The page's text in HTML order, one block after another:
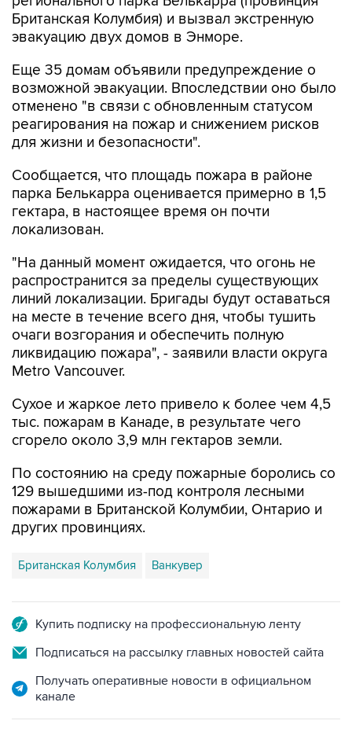
Британская Колумбия) и вызвал экстренную
эвакуацию двух домов в Энморе.
Еще 35 домам объявили предупреждение о
возможной эвакуации. Впоследствии оно было
отменено "в связи с обновленным статусом
реагирования на пожар и снижением рисков
для жизни и безопасности".
Сообщается, что площадь пожара в районе
парка Белькарра оценивается примерно в 1,5
гектара, в настоящее время он почти
локализован.
"На данный момент ожидается, что огонь не
распространится за пределы существующих
линий локализации. Бригады будут оставаться
на месте в течение всего дня, чтобы тушить
очаги возгорания и обеспечить полную
ликвидацию пожара", - заявили власти округа
Metro Vancouver.
Сухое и жаркое лето привело к более чем 4,5
тыс. пожарам в Канаде, в результате чего
сгорело около 3,9 млн гектаров земли.
По состоянию на среду пожарные боролись со
129 вышедшими из-под контроля лесными
пожарами в Британской Колумбии, Онтарио и
других провинциях.
Британская Колумбия Ванкувер
Купить подписку на профессиональную ленту
Подписаться на рассылку главных новостей сайта
Получать оперативные новости в официальном
канале